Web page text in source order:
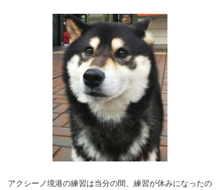
アクシーノ境港の練習は当分の間、練習が休みになったの